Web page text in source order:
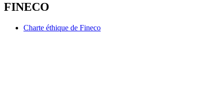
FINECO
Charte éthique de Fineco